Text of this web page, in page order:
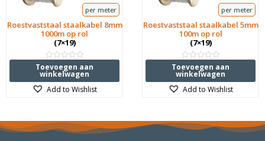
Roestvaststaal staalkabel 8mm
1000m op rol
(7×19)
Waardering
0
uit
5
per meter
Toevoegen aan
winkelwagen
Add to Wishlist
Roestvaststaal staalkabel 5mm
100m op rol
(7×19)
Waardering
0
uit
5
per meter
Toevoegen aan
winkelwagen
Add to Wishlist